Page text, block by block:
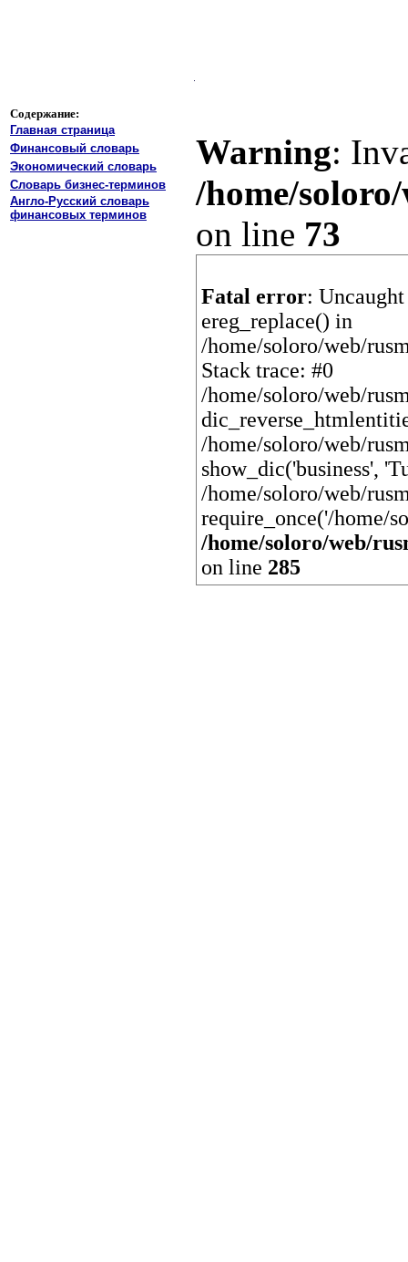
Содержание:
Главная страница
Финансовый словарь
Экономический словарь
Словарь бизнес-терминов
Англо-Русский словарь
финансовых терминов
Warning:
/home/
on line 73
Fatal error:
ereg_replace() in
/home/soloro/web/
Stack trace: #0
/home/soloro/web/
/home/soloro/web/
show_dic('business',
/home/soloro/web/
require_once('/home/
/home/soloro/web/
on line 285